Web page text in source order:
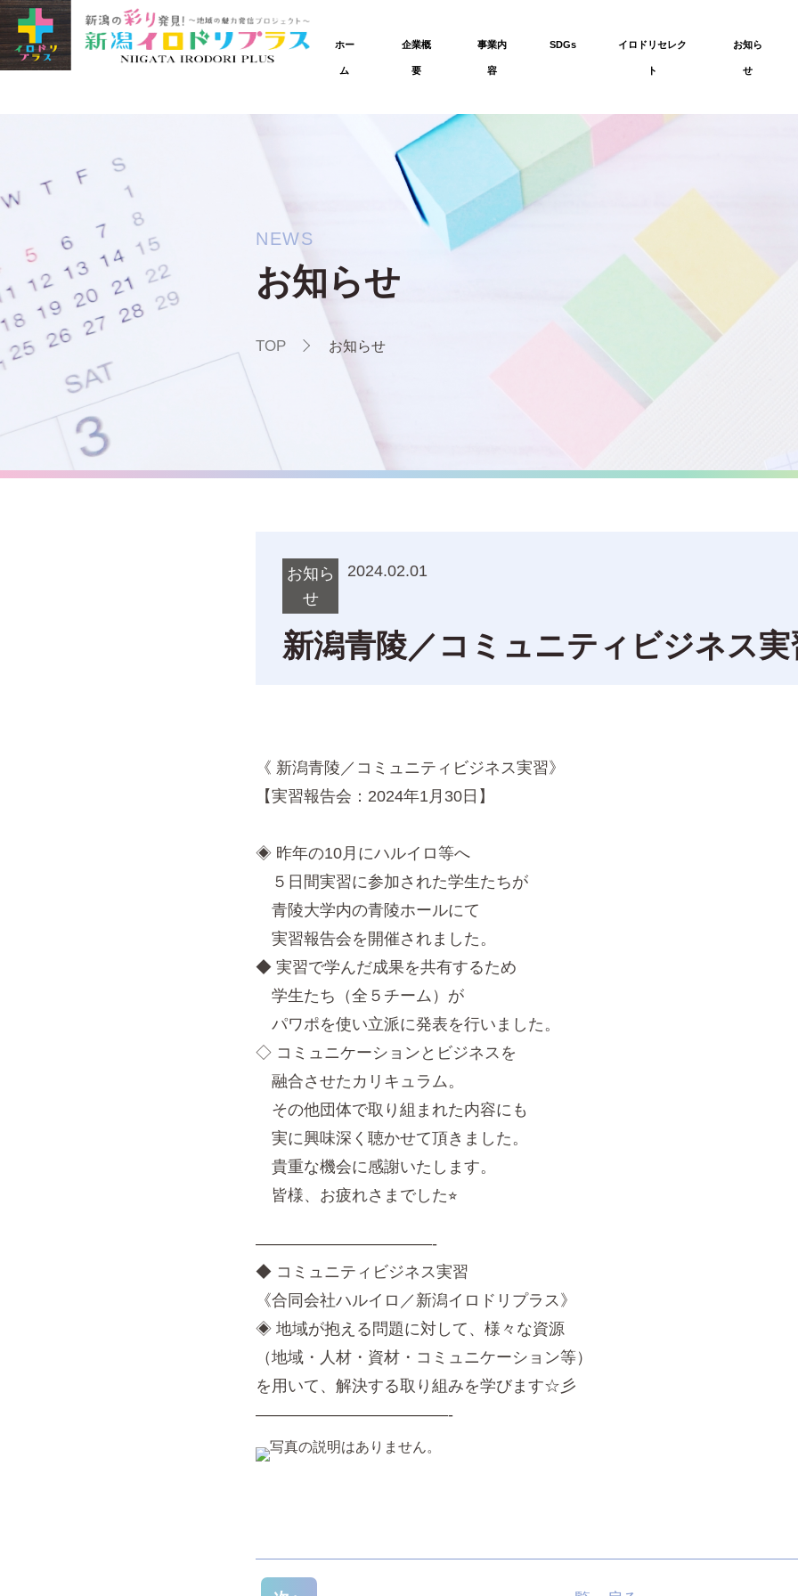
ホー
ム
企業概
要
事業内
容
SDGs イロドリセレク
ト
お知ら
せ
NEWS
お知らせ
TOP お知らせ
お知ら
せ
2024.02.01
新潟青陵／コミュニティビジネス実
《 新潟青陵／コミュニティビジネス実習》
【実習報告会：2024年1月30日】
◈ 昨年の10月にハルイロ等へ
５日間実習に参加された学生たちが
青陵大学内の青陵ホールにて
実習報告会を開催されました。
◆ 実習で学んだ成果を共有するため
学生たち（全５チーム）が
パワポを使い立派に発表を行いました。
◇ コミュニケーションとビジネスを
融合させたカリキュラム。
その他団体で取り組まれた内容にも
実に興味深く聴かせて頂きました。
貴重な機会に感謝いたします。
皆様、お疲れさまでした⭐︎
———————————-
◆ コミュニティビジネス実習
《合同会社ハルイロ／新潟イロドリプラス》
◈ 地域が抱える問題に対して、様々な資源
（地域・人材・資材・コミュニケーション等）
を用いて、解決する取り組みを学びます☆彡
————————————-